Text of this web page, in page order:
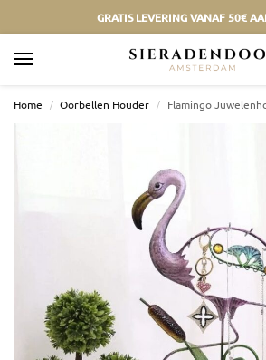
GRATIS LEVERING VANAF 50€
Home / Oorbellen Houder / Flamingo